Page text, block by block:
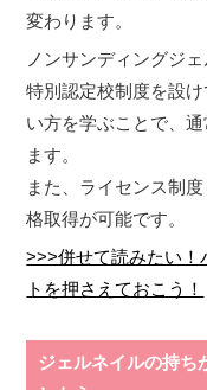
変わります。
ノンサンディングジ
特別認定校制度を設
い方を学ぶことで、
ます。
また、ライセンス制
格取得が可能です。
>>>併せて読みたい！
トを押さえておこう！
ジェルネイルの持ち